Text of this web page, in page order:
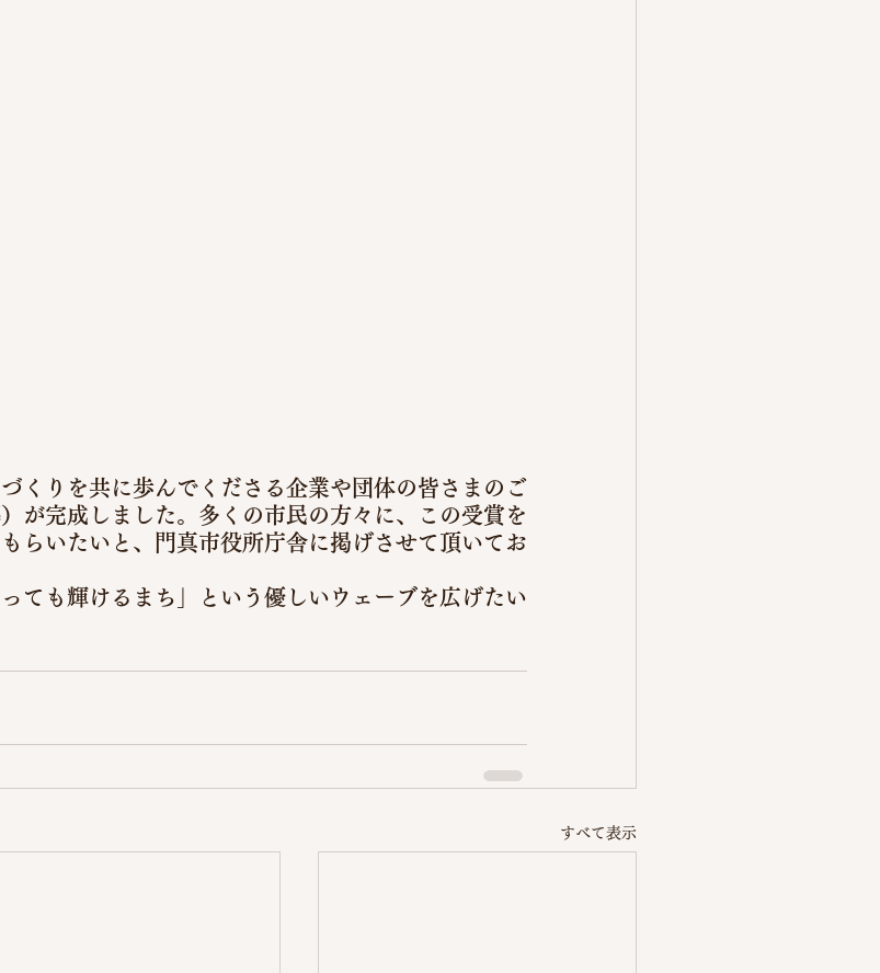
くりを共に歩んでくださる企業や団体の皆さまのご
が完成しました。多くの市民の方々に、この受賞を
らいたいと、門真市役所庁舎に掲げさせて頂いてお
ても輝けるまち」という優しいウェーブを広げたい
すべて表示